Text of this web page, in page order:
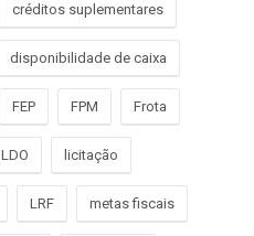
créditos suplementares
disponibilidade de caixa
FEP FPM Frota
LDO licitação
LRF metas fiscais